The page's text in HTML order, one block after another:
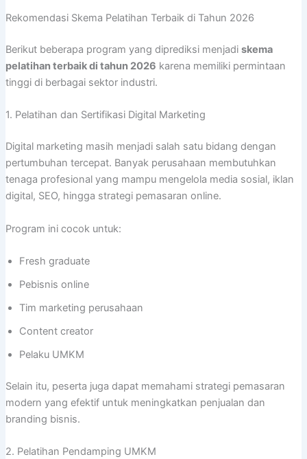
Rekomendasi Skema Pelatihan Terbaik di Tahun 2026
Berikut beberapa program yang diprediksi menjadi skema
pelatihan terbaik di tahun 2026 karena memiliki permintaan
tinggi di berbagai sektor industri.
1. Pelatihan dan Sertifikasi Digital Marketing
Digital marketing masih menjadi salah satu bidang dengan
pertumbuhan tercepat. Banyak perusahaan membutuhkan
tenaga profesional yang mampu mengelola media sosial, iklan
digital, SEO, hingga strategi pemasaran online.
Program ini cocok untuk:
Fresh graduate
Pebisnis online
Tim marketing perusahaan
Content creator
Pelaku UMKM
Selain itu, peserta juga dapat memahami strategi pemasaran
modern yang efektif untuk meningkatkan penjualan dan
branding bisnis.
2. Pelatihan Pendamping UMKM